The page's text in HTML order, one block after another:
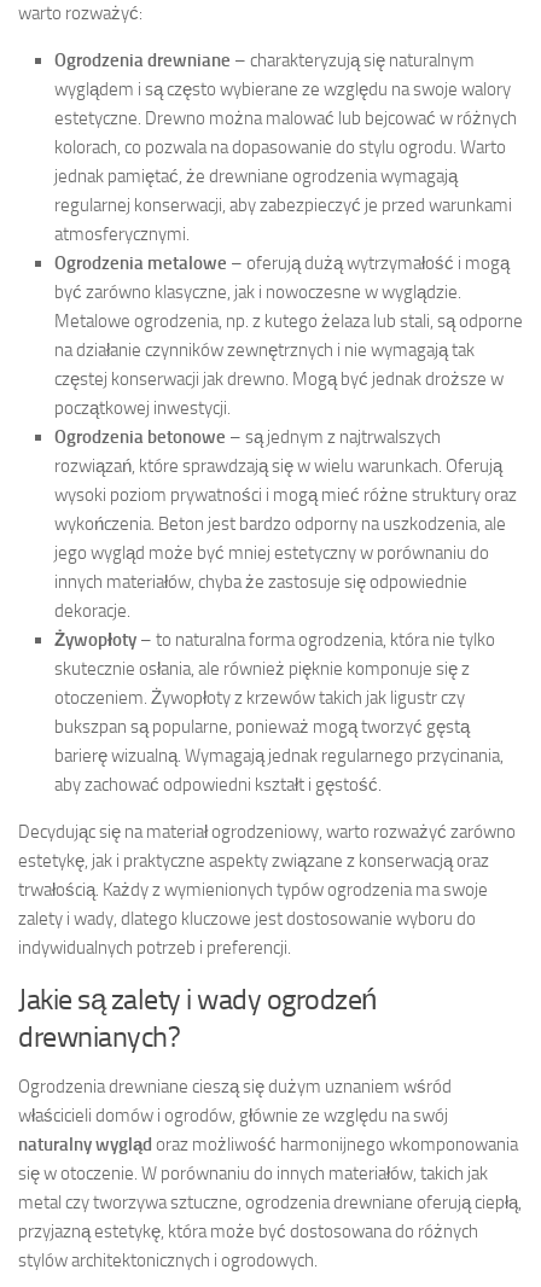
warto rozważyć:
Ogrodzenia drewniane – charakteryzują się naturalnym
wyglądem i są często wybierane ze względu na swoje walory
estetyczne. Drewno można malować lub bejcować w różnych
kolorach, co pozwala na dopasowanie do stylu ogrodu. Warto
jednak pamiętać, że drewniane ogrodzenia wymagają
regularnej konserwacji, aby zabezpieczyć je przed warunkami
atmosferycznymi.
Ogrodzenia metalowe – oferują dużą wytrzymałość i mogą
być zarówno klasyczne, jak i nowoczesne w wyglądzie.
Metalowe ogrodzenia, np. z kutego żelaza lub stali, są odporne
na działanie czynników zewnętrznych i nie wymagają tak
częstej konserwacji jak drewno. Mogą być jednak droższe w
początkowej inwestycji.
Ogrodzenia betonowe – są jednym z najtrwalszych
rozwiązań, które sprawdzają się w wielu warunkach. Oferują
wysoki poziom prywatności i mogą mieć różne struktury oraz
wykończenia. Beton jest bardzo odporny na uszkodzenia, ale
jego wygląd może być mniej estetyczny w porównaniu do
innych materiałów, chyba że zastosuje się odpowiednie
dekoracje.
Żywopłoty – to naturalna forma ogrodzenia, która nie tylko
skutecznie osłania, ale również pięknie komponuje się z
otoczeniem. Żywopłoty z krzewów takich jak ligustr czy
bukszpan są popularne, ponieważ mogą tworzyć gęstą
barierę wizualną. Wymagają jednak regularnego przycinania,
aby zachować odpowiedni kształt i gęstość.
Decydując się na materiał ogrodzeniowy, warto rozważyć zarówno
estetykę, jak i praktyczne aspekty związane z konserwacją oraz
trwałością. Każdy z wymienionych typów ogrodzenia ma swoje
zalety i wady, dlatego kluczowe jest dostosowanie wyboru do
indywidualnych potrzeb i preferencji.
Jakie są zalety i wady ogrodzeń
drewnianych?
Ogrodzenia drewniane cieszą się dużym uznaniem wśród
właścicieli domów i ogrodów, głównie ze względu na swój
naturalny wygląd oraz możliwość harmonijnego wkomponowania
się w otoczenie. W porównaniu do innych materiałów, takich jak
metal czy tworzywa sztuczne, ogrodzenia drewniane oferują ciepłą,
przyjazną estetykę, która może być dostosowana do różnych
stylów architektonicznych i ogrodowych.